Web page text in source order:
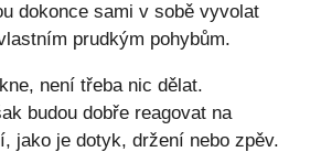
dokonce sami v sobě vyvolat
prudkým pohybům.
není třeba nic dělat.
budou dobře reagovat na
jako je dotyk, držení nebo zpěv.